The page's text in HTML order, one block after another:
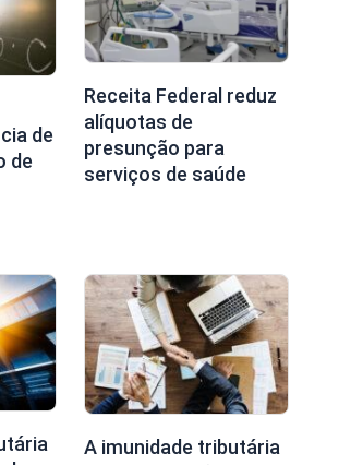
de
de
Receita Federal reduz
alíquotas de
presunção para
serviços de saúde
A imunidade tributária